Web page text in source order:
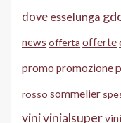
dove esselunga
news offerta offerte
promo promozione
rosso sommelier
vinivinialsuper